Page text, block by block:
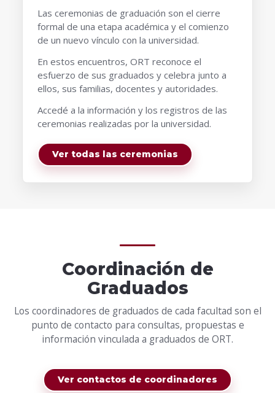
Las ceremonias de graduación son el cierre
formal de una etapa académica y el comienzo
de un nuevo vínculo con la universidad.
En estos encuentros, ORT reconoce el
esfuerzo de sus graduados y celebra junto a
ellos, sus familias, docentes y autoridades.
Accedé a la información y los registros de las
ceremonias realizadas por la universidad.
Ver todas las ceremonias
Coordinación de
Graduados
Los coordinadores de graduados de cada facultad son el
punto de contacto para consultas, propuestas e
información vinculada a graduados de ORT.
Ver contactos de coordinadores